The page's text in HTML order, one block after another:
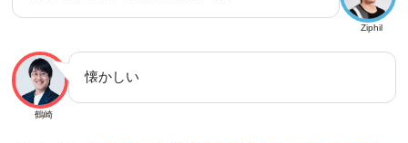
Ziphil
鶴崎
懐かしい